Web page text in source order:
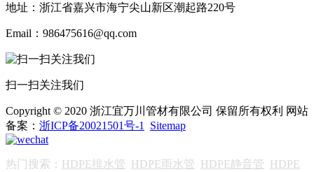
地址：浙江省嘉兴市海宁尖山新区潮起路220号
Email：986475616@qq.com
扫一扫关注我们
Copyright © 2020 浙江宜万川管材有限公司 保留所有权利 网站
备案： 浙ICP备20021501号-1 Sitemap
热门搜索： HDPE排水管 HDPE雨水管 HDPE静音管 HDPE